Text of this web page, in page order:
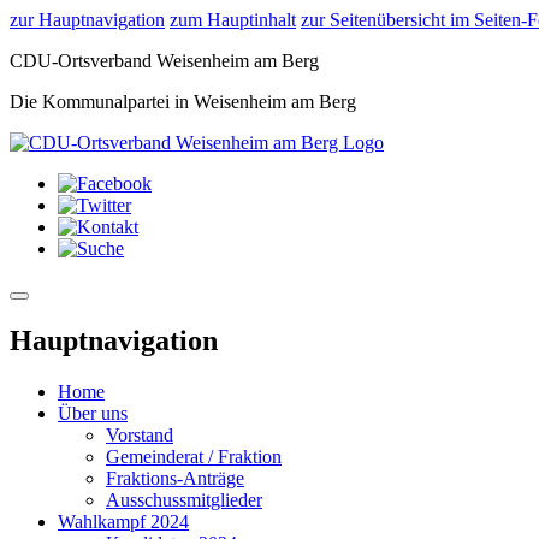
zur Hauptnavigation zum Hauptinhalt zur Seitenübersicht im Seiten-
CDU-Ortsverband Weisenheim am Berg
Die Kommunalpartei in Weisenheim am Berg
Toggle navigation
Hauptnavigation
Home
Über uns
Vorstand
Gemeinderat / Fraktion
Fraktions-Anträge
Ausschussmitglieder
Wahlkampf 2024